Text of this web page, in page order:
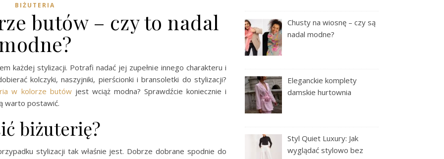
BIŻUTERIA
butów – czy to nadal
każdej stylizacji. Potrafi nadać jej zupełnie innego charakteru i
kolczyki, naszyjniki, pierścionki i bransoletki do stylizacji?
w kolorze butówjest wciąż modna? Sprawdźcie koniecznie i
warto postawić.
biżuterię?
stylizacji tak właśnie jest. Dobrze dobrane spodnie do
Chusty na wiosnę – czy są
nadal modne?
Eleganckie komplety
damskie hurtownia
Styl Quiet Luxury: Jak
wyglądać stylowo bez